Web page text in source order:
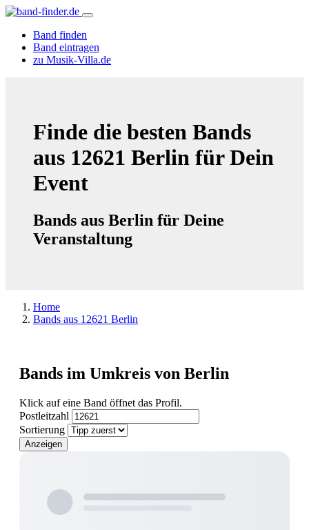
Band finden
Band eintragen
zu Musik-Villa.de
Finde die besten Bands
aus 12621 Berlin für Dein
Event
Bands aus Berlin für Deine
Veranstaltung
Home
Bands aus 12621 Berlin
Bands im Umkreis von Berlin
Klick auf eine Band öffnet das Profil.
Postleitzahl
Sortierung
Anzeigen